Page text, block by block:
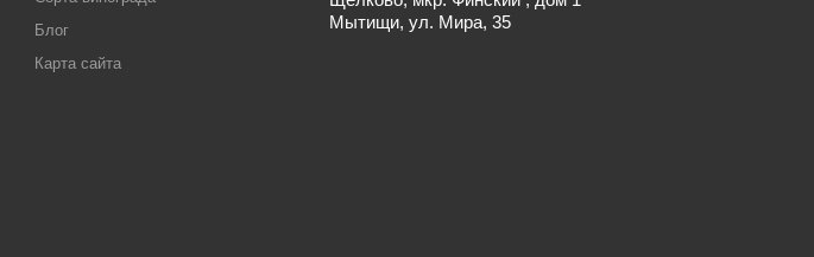
Блог
Карта сайта
Мытищи, ул. Мира, 35